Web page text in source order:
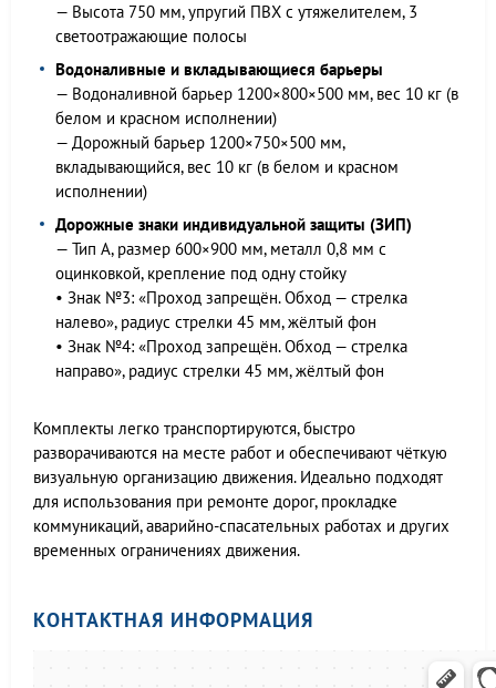
— Высота 750 мм, упругий ПВХ с утяжелителем, 3
светоотражающие полосы
Водоналивные и вкладывающиеся барьеры
— Водоналивной барьер 1200×800×500 мм, вес 10 кг (в
белом и красном исполнении)
— Дорожный барьер 1200×750×500 мм,
вкладывающийся, вес 10 кг (в белом и красном
исполнении)
Дорожные знаки индивидуальной защиты (ЗИП)
— Тип А, размер 600×900 мм, металл 0,8 мм с
оцинковкой, крепление под одну стойку
• Знак №3: «Проход запрещён. Обход — стрелка
налево», радиус стрелки 45 мм, жёлтый фон
• Знак №4: «Проход запрещён. Обход — стрелка
направо», радиус стрелки 45 мм, жёлтый фон
Комплекты легко транспортируются, быстро
разворачиваются на месте работ и обеспечивают чёткую
визуальную организацию движения. Идеально подходят
для использования при ремонте дорог, прокладке
коммуникаций, аварийно-спасательных работах и других
временных ограничениях движения.
КОНТАКТНАЯ ИНФОРМАЦИЯ